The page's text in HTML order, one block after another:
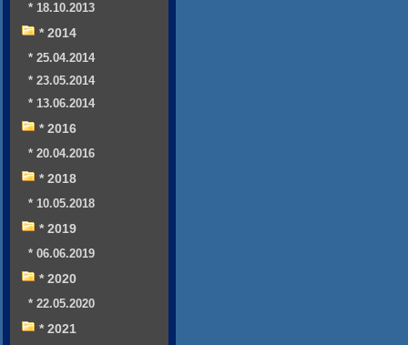
* 18.10.2013
* 2014
* 25.04.2014
* 23.05.2014
* 13.06.2014
* 2016
* 20.04.2016
* 2018
* 10.05.2018
* 2019
* 06.06.2019
* 2020
* 22.05.2020
* 2021